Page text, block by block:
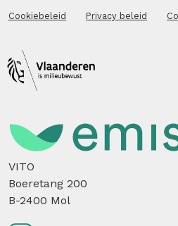
Cookiebeleid Privacy beleid
VITO
Boeretang 200
B-2400 Mol